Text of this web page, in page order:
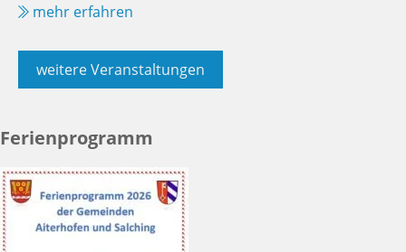
mehr erfahren
weitere Veranstaltungen
Ferienprogramm